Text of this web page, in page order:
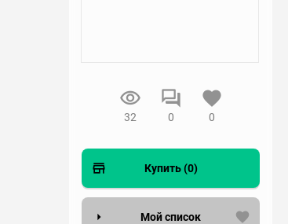
32 0 0
Купить (0)
Мой список